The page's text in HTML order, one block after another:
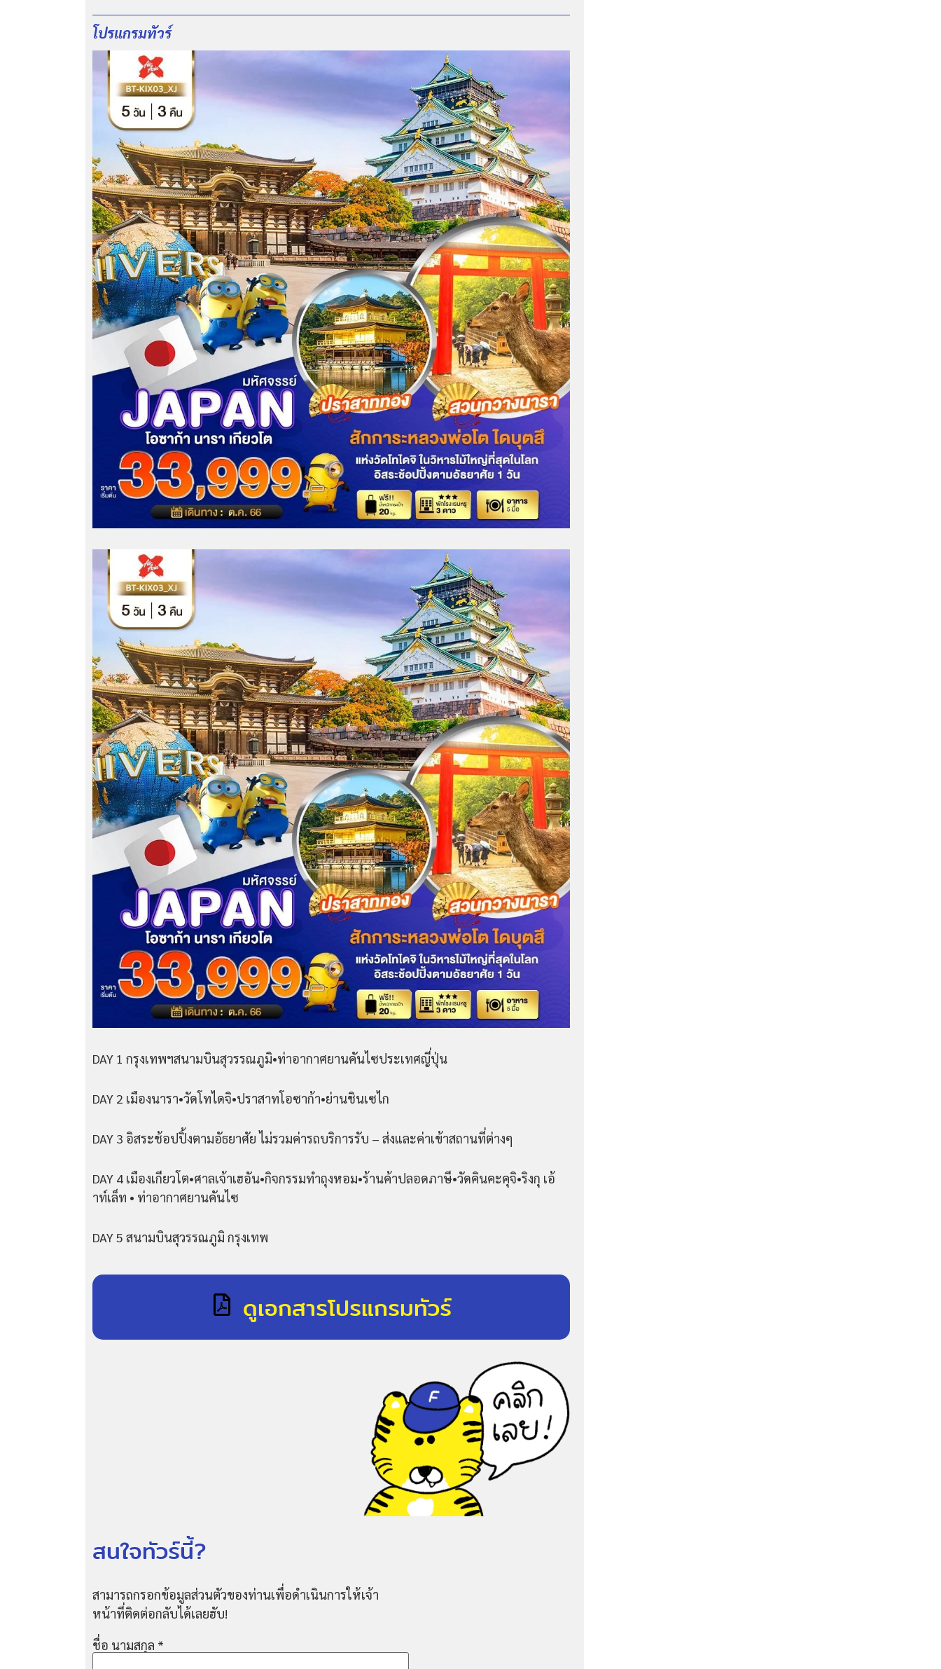
โปรแกรมทัวร์
DAY 1 กรุงเทพฯสนามบินสุวรรณภูมิ•ท่าอากาศยานคันไซประเทศญี่ปุ่น
DAY 2 เมืองนารา•วัดโทไดจิ•ปราสาทโอซาก้า•ย่านชินเซไก
DAY 3 อิสระช้อปปิ้งตามอัธยาศัย ไม่รวมค่ารถบริการรับ – ส่งและค่าเข้าสถานที่ต่างๆ
DAY 4 เมืองเกียวโต•ศาลเจ้าเฮอัน•กิจกรรมทำถุงหอม•ร้านค้าปลอดภาษี•วัดคินคะคุจิ•ริงกุ เอ้
าท์เล็ท • ท่าอากาศยานคันไซ
DAY 5 สนามบินสุวรรณภูมิ กรุงเทพ
ดูเอกสารโปรแกรมทัวร์
สนใจทัวร์นี้?
สามารถกรอกข้อมูลส่วนตัวของท่านเพื่อดำเนินการให้เจ้า
หน้าที่ติดต่อกลับได้เลยฮับ!
ชื่อ นามสกุล *